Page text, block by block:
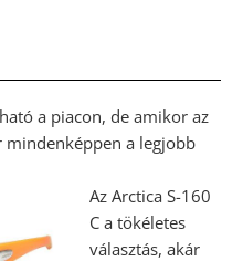
a piacon, de amikor az
mindenképpen a legjobb
Az Arctica S-160
C a tökéletes
választás, akár